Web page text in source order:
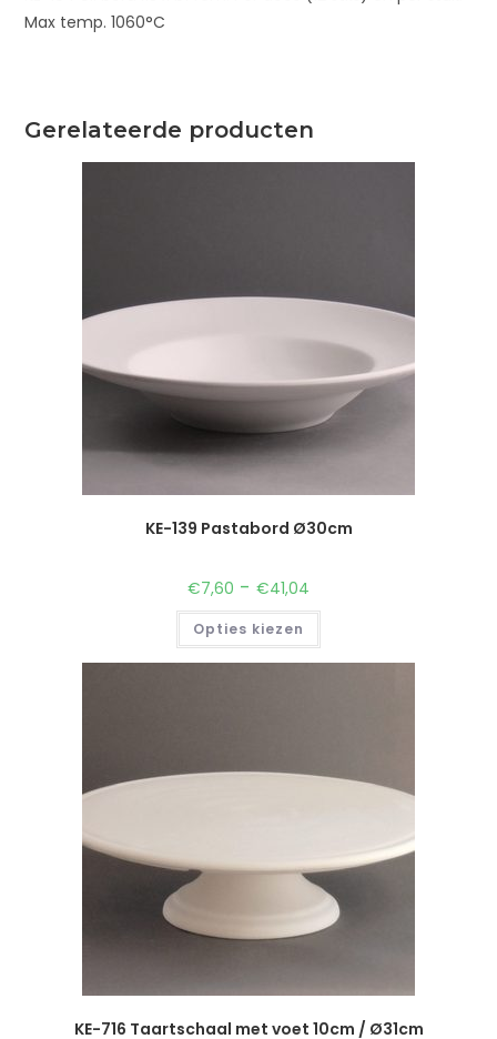
Max temp. 1060°C
Gerelateerde producten
KE-139 Pastabord Ø30cm
€7,60 - €41,04
Opties kiezen
KE-716 Taartschaal met voet 10cm / Ø31cm